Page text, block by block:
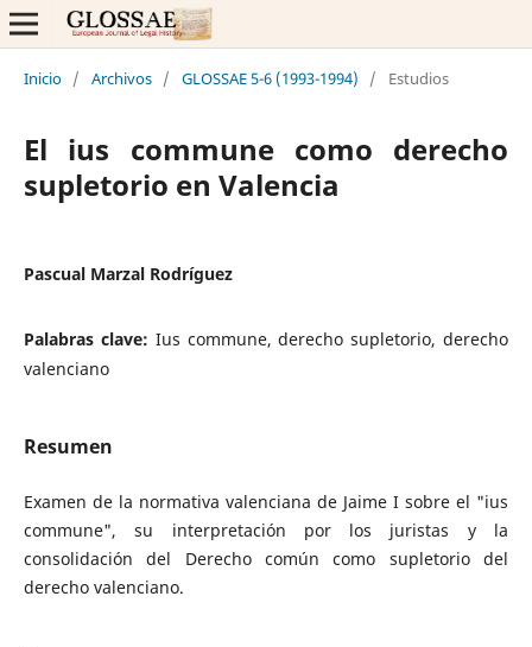
Inicio / Archivos / GLOSSAE 5-6 (1993-1994) / Estudios
El ius commune como derecho
supletorio en Valencia
Pascual Marzal Rodríguez
Palabras clave: Ius commune, derecho supletorio, derecho
valenciano
Resumen
Examen de la normativa valenciana de Jaime I sobre el "ius
commune", su interpretación por los juristas y la
consolidación del Derecho común como supletorio del
derecho valenciano.